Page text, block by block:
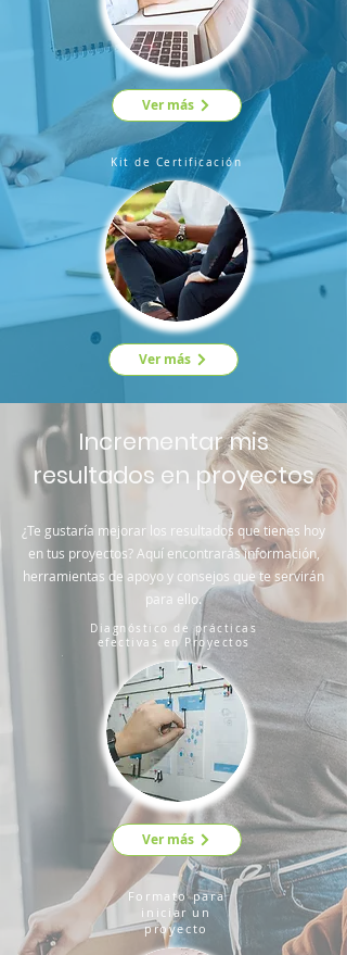
Ver más
Kit de Certificación
Ver más
Incrementar mis
resultados en proyectos
¿Te gustaría mejorar los resultados que tienes hoy
en tus proyectos? Aquí encontrarás información,
herramientas de apoyo y consejos que te servirán
para ello.
Diagnóstico de prácticas
efectivas en Proyectos
Ver más
Formato para
iniciar un
proyecto